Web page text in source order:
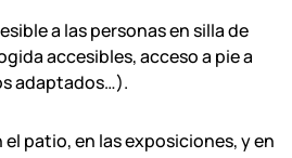
a las personas en silla de
accesibles, acceso a pie a
adaptados…).
patio, en las exposiciones, y en